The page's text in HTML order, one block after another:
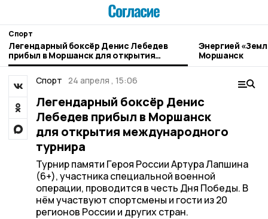
Спорт
Легендарный боксёр Денис Лебедев
прибыл в Моршанск для открытия
международного турнира
Энергией
Моршанск
Спорт 24 апреля , 15:06
Легендарный боксёр Денис
Лебедев прибыл в Моршанск
для открытия международного
турнира
Турнир памяти Героя России Артура Лапшина
(6+), участника специальной военной
операции, проводится в честь Дня Победы. В
нём участвуют спортсмены и гости из 20
регионов России и других стран.